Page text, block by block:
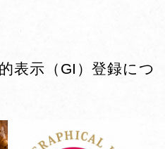
表示（GI）登録につ